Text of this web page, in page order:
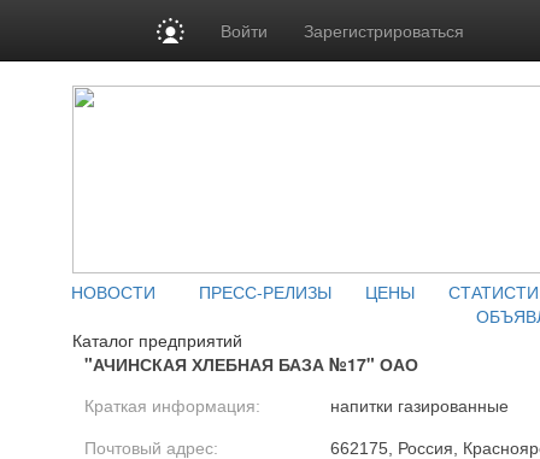
Войти Зарегистрироваться
НОВОСТИ ПРЕСС-РЕЛИЗЫ ЦЕНЫ
Каталог предприятий
"АЧИНСКАЯ ХЛЕБНАЯ БАЗА №17" ОАО
Краткая информация: напитки газированные
Почтовый адрес:
662175, Россия,